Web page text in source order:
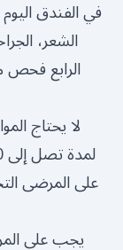
في الفندق
الشعر،
الرابع فحص
لا يحتاج
على المرضى
يجب على